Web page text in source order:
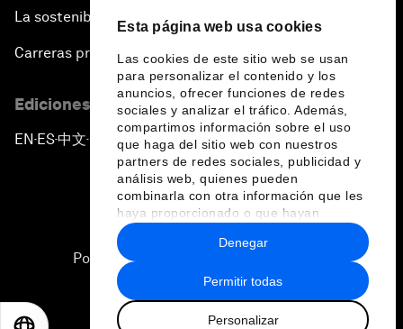
Esta página web usa cookies
Las cookies de este sitio web se usan
para personalizar el contenido y los
anuncios, ofrecer funciones de redes
sociales y analizar el tráfico. Además,
compartimos información sobre el uso
que haga del sitio web con nuestros
partners de redes sociales, publicidad y
análisis web, quienes pueden
combinarla con otra información que les
haya proporcionado o que hayan
recopilado a partir del uso que haya
hecho de sus servicios.
Permitir todas
Personalizar
Denegar
La sostenibilidad en el Foro
Carreras profesionales
Ediciones en otros idiomas
EN ▪ ES▪中文▪ 日本語
Política de privacidad y normas de uso
2026 Foro Económico Mundial